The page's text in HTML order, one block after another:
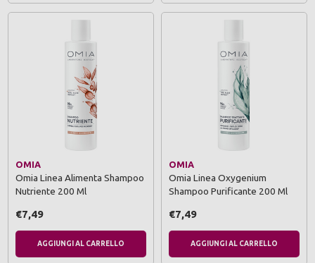
OMIA
Omia Linea Alimenta Shampoo
Nutriente 200 Ml
€7,49
AGGIUNGI AL CARRELLO
OMIA
Omia Linea Oxygenium
Shampoo Purificante 200 Ml
€7,49
AGGIUNGI AL CARRELLO